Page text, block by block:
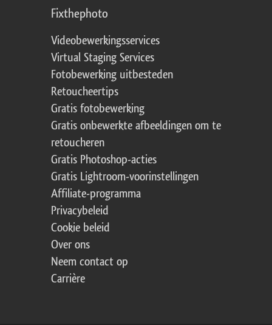
Fixthephoto
Videobewerkingsservices
Virtual Staging Services
Fotobewerking uitbesteden
Retoucheertips
Gratis fotobewerking
Gratis onbewerkte afbeeldingen om te
retoucheren
Gratis Photoshop-acties
Gratis Lightroom-voorinstellingen
Affiliate-programma
Privacybeleid
Cookie beleid
Over ons
Neem contact op
Carrière